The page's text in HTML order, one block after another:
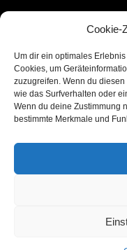
Cookie-
Um dir ein optimales
Cookies, um
zuzugreifen. Wenn du
wie das Surfverhalten oder
Wenn du deine Zustimmung
bestimmte Merkmale und
Kontakt & Über
Wer steckt hinter
unabhängiges
dir mitechten
Kaufentscheidung zu
Kontakt: